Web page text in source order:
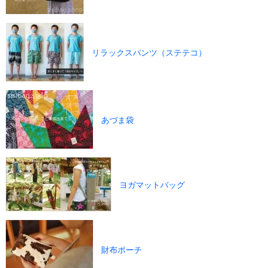
リラックスパンツ（ステテコ）
あづま袋
ヨガマットバッグ
財布ポーチ